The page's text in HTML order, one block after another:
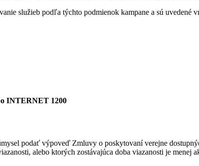
služieb podľa týchto podmienok kampane a sú uvedené
INTERNET 1200
podať výpoveď Zmluvy o poskytovaní verejne
alebo ktorých zostávajúca doba viazanosti je menej